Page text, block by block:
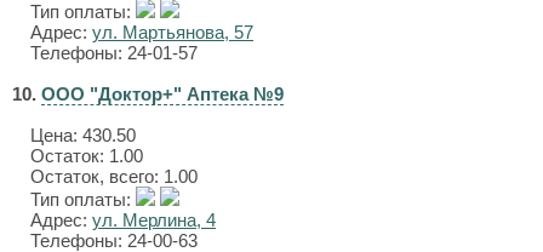
Тип оплаты:
Адрес: ул. Мартьянова, 57
Телефоны: 24-01-57
10. ООО "Доктор+" Аптека №9
Цена: 430.50
Остаток: 1.00
Остаток, всего: 1.00
Тип оплаты:
Адрес: ул. Мерлина, 4
Телефоны: 24-00-63